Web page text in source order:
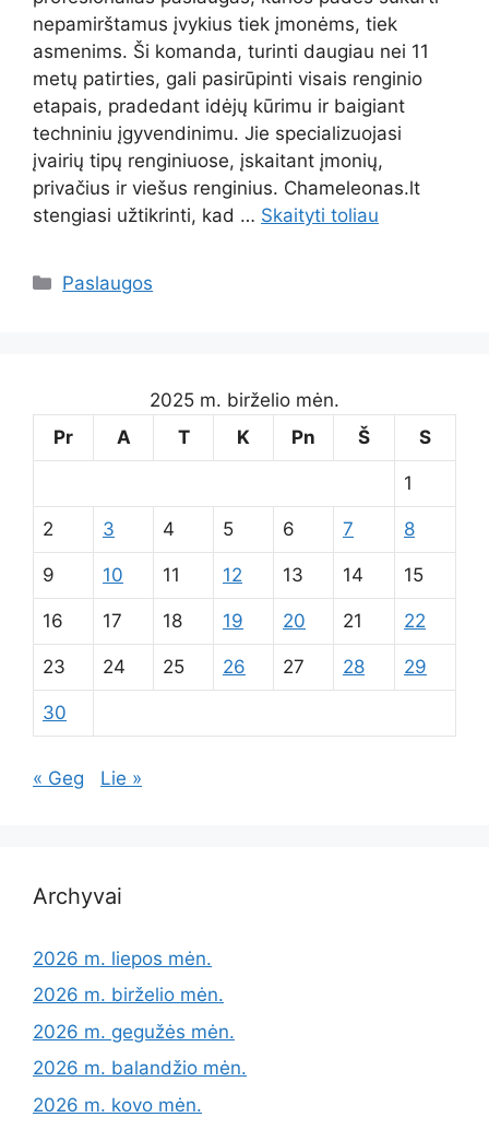
nepamirštamus įvykius tiek įmonėms, tiek
asmenims. Ši komanda, turinti daugiau nei 11
metų patirties, gali pasirūpinti visais renginio
etapais, pradedant idėjų kūrimu ir baigiant
techniniu įgyvendinimu. Jie specializuojasi
įvairių tipų renginiuose, įskaitant įmonių,
privačius ir viešus renginius. Chameleonas.lt
stengiasi užtikrinti, kad … Skaityti toliau
Kategorijos
Paslaugos
2025 m. birželio mėn.
Pr
A T K Pn Š S
1
2 3 4 5 6 7 8
9 10 11 12 13 14 15
16 17 18 19 20 21 22
23 24 25 26 27 28 29
30
« Geg Lie »
Archyvai
2026 m. liepos mėn.
2026 m. birželio mėn.
2026 m. gegužės mėn.
2026 m. balandžio mėn.
2026 m. kovo mėn.